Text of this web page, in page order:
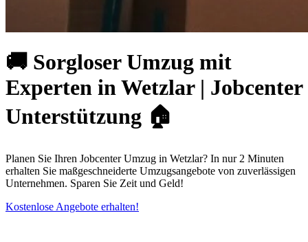
🚚 Sorgloser Umzug mit
Experten in Wetzlar | Jobcenter
Unterstützung 🏠
Planen Sie Ihren Jobcenter Umzug in Wetzlar? In nur 2 Minuten
erhalten Sie maßgeschneiderte Umzugsangebote von zuverlässigen
Unternehmen. Sparen Sie Zeit und Geld!
Kostenlose Angebote erhalten!